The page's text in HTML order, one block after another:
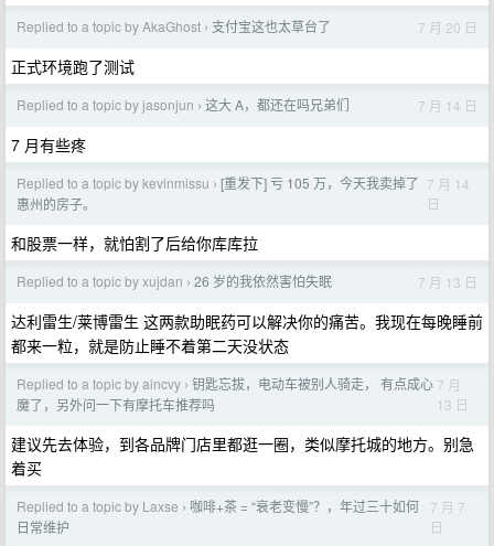
Replied to a topic by AkaGhost › 支付宝这也太草台了 7 月 20 日
正式环境跑了测试
Replied to a topic by jasonjun › 这大 A，都还在吗兄弟们 7 月 14 日
7 月有些疼
Replied to a topic by kevinmissu › [重发下] 亏 105 万，今天我卖掉了
惠州的房子。
7 月 14
日
和股票一样，就怕割了后给你库库拉
Replied to a topic by xujdan › 26 岁的我依然害怕失眠 7 月 13 日
达利雷生/莱博雷生 这两款助眠药可以解决你的痛苦。我现在每晚睡前
都来一粒，就是防止睡不着第二天没状态
Replied to a topic by aincvy › 钥匙忘拔，电动车被别人骑走， 有点成心
魔了，另外问一下有摩托车推荐吗
7 月
13 日
建议先去体验，到各品牌门店里都逛一圈，类似摩托城的地方。别急
着买
Replied to a topic by Laxse › 咖啡+茶 = “衰老变慢”？，年过三十如何
日常维护
7 月 7
日